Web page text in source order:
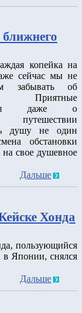
копейка на
сейчас мы не
забывать об
Приятные
даже о
путешествии
душу не один
обстановки
свое душевное
Дальше
Хонда
пользующийся
в Японии, снялся
Дальше